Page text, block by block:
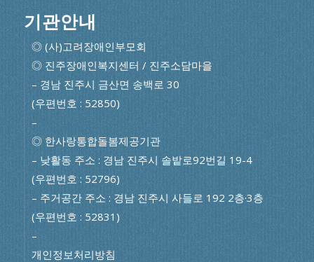
기관안내
◎ (사)고려장애인부모회
◎ 진주장애인복지센터 / 진주소담마을
– 경남 진주시 금산면 송백로 30
(우편번호 : 52850)
–
◎ 한사랑통합돌봄제공기관
– 낮활동 주소 : 경남 진주시 솔밭로92번길 19-4
(우편번호 : 52796)
– 주거공간 주소 : 경남 진주시 사들로 192 2층·3층
(우편번호 : 52831)
–
개인정보처리방침